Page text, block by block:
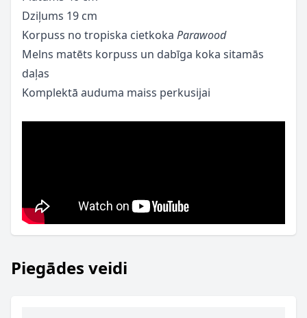
Dziļums 19 cm
Korpuss no tropiska cietkoka Parawood
Melns matēts korpuss un dabīga koka sitamās
daļas
Komplektā auduma maiss perkusijai
Piegādes veidi